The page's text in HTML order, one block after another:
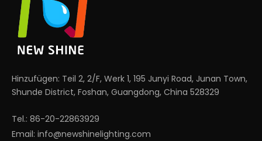
Hinzufügen: Teil 2, 2/F, Werk 1, 195 Junyi Road, Junan Town,
Shunde District, Foshan, Guangdong, China 528329
Tel.: 86-20-22863929
Email: info@newshinelighting.com